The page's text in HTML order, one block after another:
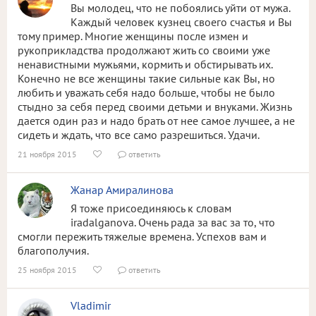
Вы молодец, что не побоялись уйти от мужа.
Каждый человек кузнец своего счастья и Вы
тому пример. Многие женщины после измен и
рукоприкладства продолжают жить со своими уже
ненавистными мужьями, кормить и обстирывать их.
Конечно не все женщины такие сильные как Вы, но
любить и уважать себя надо больше, чтобы не было
стыдно за себя перед своими детьми и внуками. Жизнь
дается один раз и надо брать от нее самое лучшее, а не
сидеть и ждать, что все само разрешиться. Удачи.
21 ноября 2015   ответить
Жанар Амиралинова
Я тоже присоединяюсь к словам
iradalganova. Очень рада за вас за то, что
смогли пережить тяжелые времена. Успехов вам и
благополучия.
25 ноября 2015   ответить
Vladimir